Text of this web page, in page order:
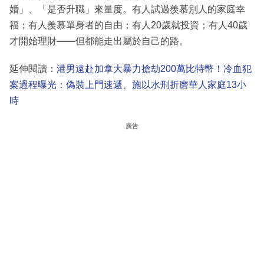
婚」、「是否升職」來量度。有人試過羨慕別人的家庭幸
福；有人羨慕單身者的自由；有人20歲就投資；有人40歲
才開始理財——但都能走出屬於自己的路。
延伸閱讀： 港男遠赴加拿大暴力搶劫200萬比特幣！冷血犯
案過程曝光：偽裝上門速遞、施以水刑折磨華人家庭13小
時
廣告